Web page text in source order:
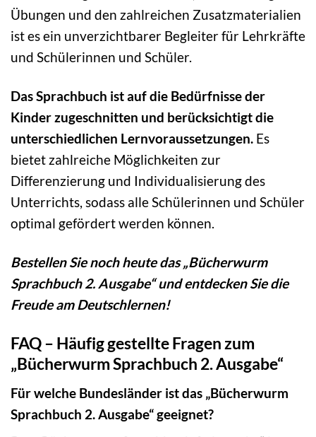
Übungen und den zahlreichen Zusatzmaterialien
ist es ein unverzichtbarer Begleiter für Lehrkräfte
und Schülerinnen und Schüler.
Das Sprachbuch ist auf die Bedürfnisse der
Kinder zugeschnitten und berücksichtigt die
unterschiedlichen Lernvoraussetzungen. Es
bietet zahlreiche Möglichkeiten zur
Differenzierung und Individualisierung des
Unterrichts, sodass alle Schülerinnen und Schüler
optimal gefördert werden können.
Bestellen Sie noch heute das „Bücherwurm
Sprachbuch 2. Ausgabe“ und entdecken Sie die
Freude am Deutschlernen!
FAQ – Häufig gestellte Fragen zum
„Bücherwurm Sprachbuch 2. Ausgabe“
Für welche Bundesländer ist das „Bücherwurm
Sprachbuch 2. Ausgabe“ geeignet?